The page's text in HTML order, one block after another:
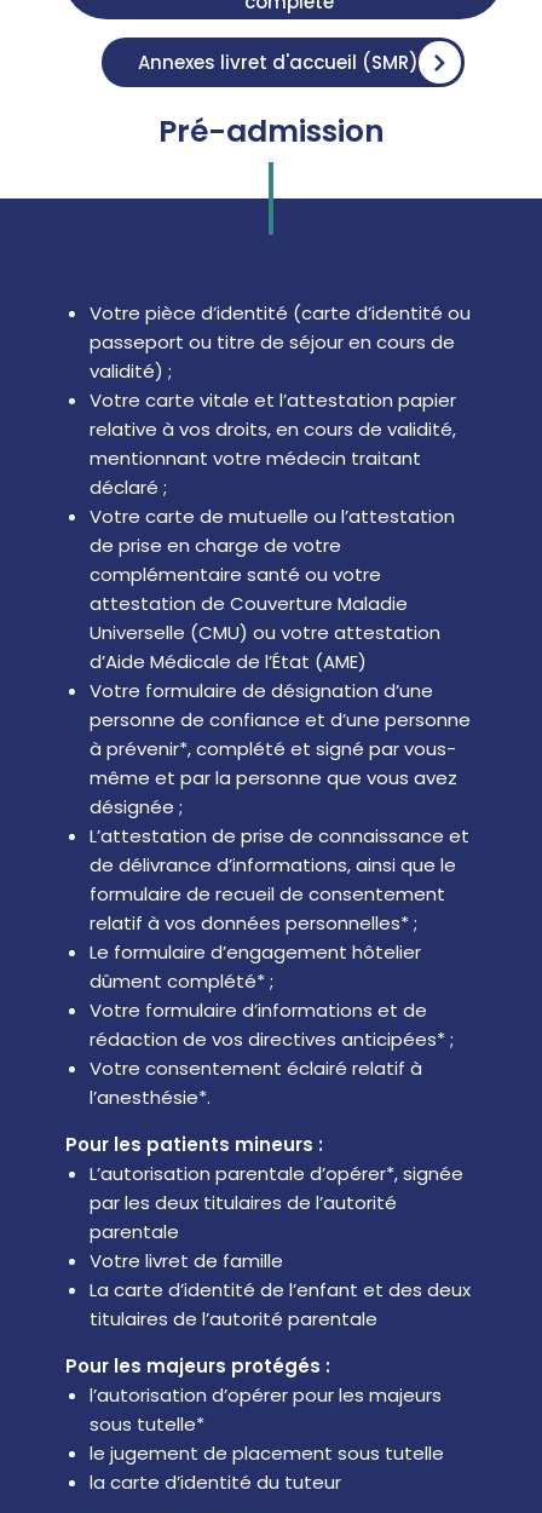
Annexes livret d'accueil (SMR)
Pré-admission
Votre pièce d’identité (carte d’identité ou
passeport ou titre de séjour en cours de
validité) ;
Votre carte vitale et l’attestation papier
relative à vos droits, en cours de validité,
mentionnant votre médecin traitant
déclaré ;
Votre carte de mutuelle ou l’attestation
de prise en charge de votre
complémentaire santé ou votre
attestation de Couverture Maladie
Universelle (CMU) ou votre attestation
d’Aide Médicale de l’État (AME)
Votre formulaire de désignation d’une
personne de confiance et d’une personne
à prévenir*, complété et signé par vous-
même et par la personne que vous avez
désignée ;
L’attestation de prise de connaissance et
de délivrance d’informations, ainsi que le
formulaire de recueil de consentement
relatif à vos données personnelles* ;
Le formulaire d’engagement hôtelier
dûment complété* ;
Votre formulaire d’informations et de
rédaction de vos directives anticipées* ;
Votre consentement éclairé relatif à
l’anesthésie*.
Pour les patients mineurs :
L’autorisation parentale d’opérer*, signée
par les deux titulaires de l’autorité
parentale
Votre livret de famille
La carte d’identité de l’enfant et des deux
titulaires de l’autorité parentale
Pour les majeurs protégés :
l’autorisation d’opérer pour les majeurs
sous tutelle*
le jugement de placement sous tutelle
la carte d’identité du tuteur